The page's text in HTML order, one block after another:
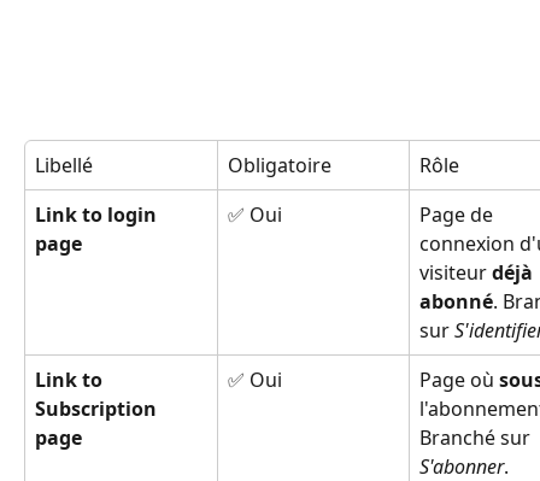
Libellé Obligatoire
Rôle
Link to login
page
✅ Oui
Page de
connexion
visiteur déjà
abonné.
sur
Link to
Subscription
page
✅ Oui Page où
Branché sur
S'abonner.